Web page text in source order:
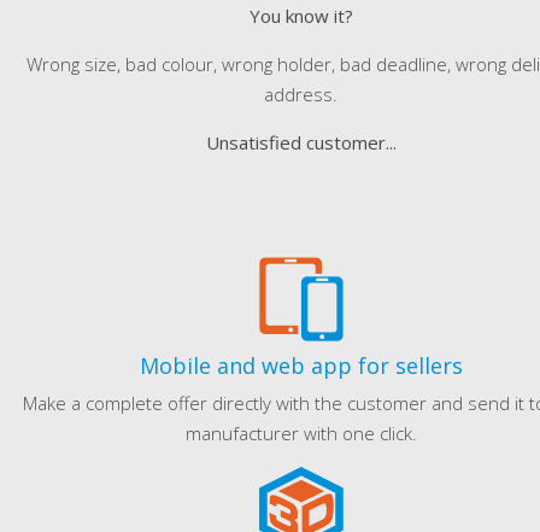
You know it?
Wrong size, bad colour, wrong holder, bad deadline, wrong
address.
Unsatisfied customer...
Mobile and web app for sellers
Make a complete offer directly with the customer and send it
manufacturer with one click.